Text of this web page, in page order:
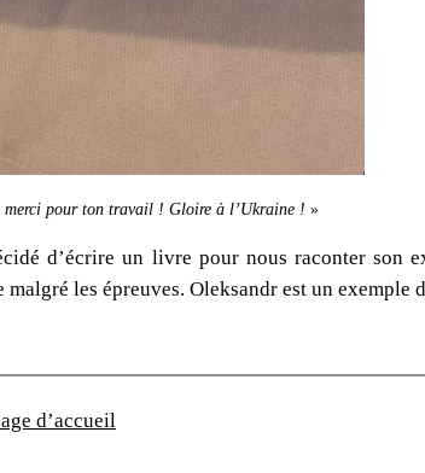
merci pour ton travail ! Gloire à l’Ukraine ! »
d’écrire un livre pour nous raconter son
les épreuves. Oleksandr est un exemple
d’accueil